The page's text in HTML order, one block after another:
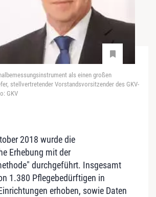
als einen großen
stellvertretender Vorstandsvorsitzender des GKV-
GKV
2018 wurde die
Erhebung mit der
durchgeführt. Insgesamt
1.380 Pflegebedürftigen in
erhoben, sowie Daten